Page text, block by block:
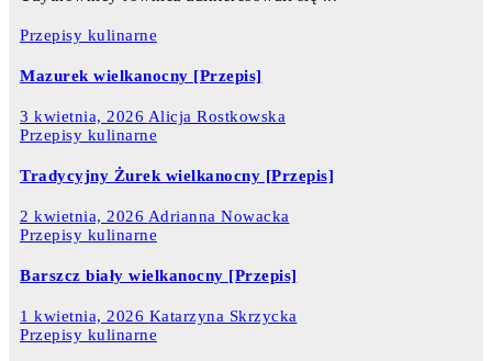
Przepisy kulinarne
Mazurek wielkanocny [Przepis]
3 kwietnia, 2026 Alicja Rostkowska
Przepisy kulinarne
Tradycyjny Żurek wielkanocny [Przepis]
2 kwietnia, 2026 Adrianna Nowacka
Przepisy kulinarne
Barszcz biały wielkanocny [Przepis]
1 kwietnia, 2026 Katarzyna Skrzycka
Przepisy kulinarne